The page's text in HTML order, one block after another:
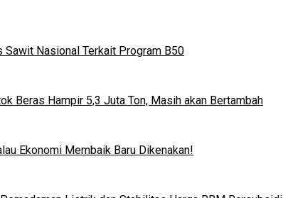
Nasional Terkait Program B50
Beras Hampir 5,3 Juta Ton, Masih akan Bertambah
Ekonomi Membaik Baru Dikenakan!